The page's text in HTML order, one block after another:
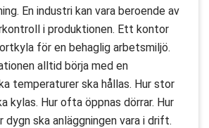
En industri kan vara beroende av
i produktionen. Ett kontor
för en behaglig arbetsmiljö.
alltid börja med en
temperaturer ska hållas. Hur stor
kylas. Hur ofta öppnas dörrar. Hur
dygn ska anläggningen vara i drift.